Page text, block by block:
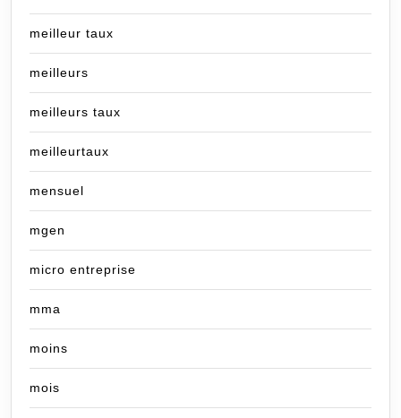
meilleur taux
meilleurs
meilleurs taux
meilleurtaux
mensuel
mgen
micro entreprise
mma
moins
mois